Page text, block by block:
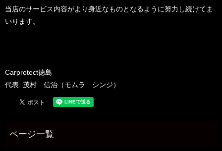
当店のサービス内容がより身近なものとなるように努力し続けてま
いります。
Carprotect徳島
代表: 茂村 信治（モムラ シンジ）